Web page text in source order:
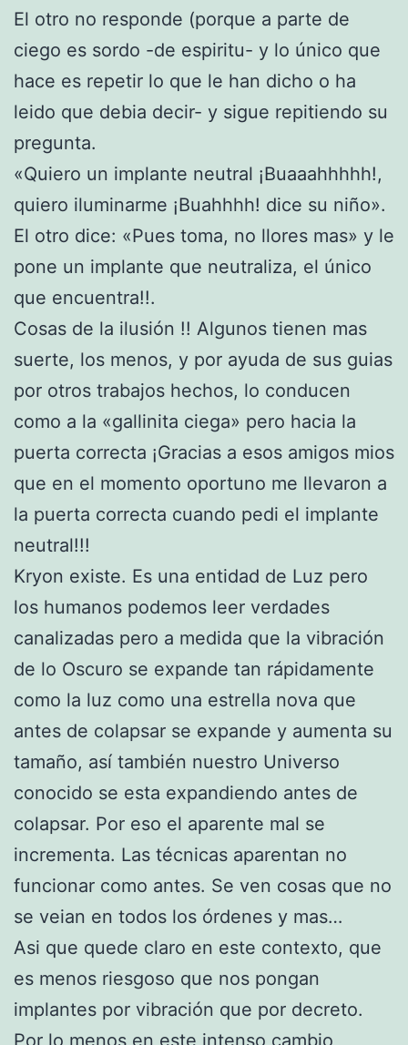
El otro no responde (porque a parte de
ciego es sordo -de espiritu- y lo único que
hace es repetir lo que le han dicho o ha
leido que debia decir- y sigue repitiendo su
pregunta.
«Quiero un implante neutral ¡Buaaahhhhh!,
quiero iluminarme ¡Buahhhh! dice su niño».
El otro dice: «Pues toma, no llores mas» y le
pone un implante que neutraliza, el único
que encuentra!!.
Cosas de la ilusión !! Algunos tienen mas
suerte, los menos, y por ayuda de sus guias
por otros trabajos hechos, lo conducen
como a la «gallinita ciega» pero hacia la
puerta correcta ¡Gracias a esos amigos mios
que en el momento oportuno me llevaron a
la puerta correcta cuando pedi el implante
neutral!!!
Kryon existe. Es una entidad de Luz pero
los humanos podemos leer verdades
canalizadas pero a medida que la vibración
de lo Oscuro se expande tan rápidamente
como la luz como una estrella nova que
antes de colapsar se expande y aumenta su
tamaño, así también nuestro Universo
conocido se esta expandiendo antes de
colapsar. Por eso el aparente mal se
incrementa. Las técnicas aparentan no
funcionar como antes. Se ven cosas que no
se veian en todos los órdenes y mas…
Asi que quede claro en este contexto, que
es menos riesgoso que nos pongan
implantes por vibración que por decreto.
Por lo menos en este intenso cambio